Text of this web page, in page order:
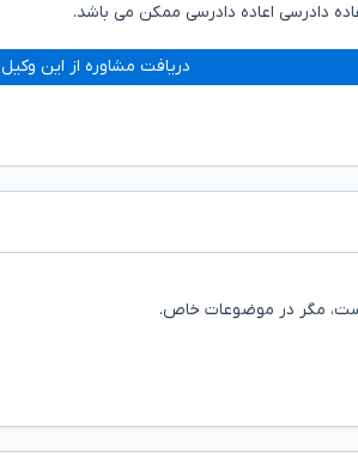
دادرسی اعاده دادرسی ممکن می باشد.
دریافت مشاوره از این وکیل
مگر در موضوعات خاص.